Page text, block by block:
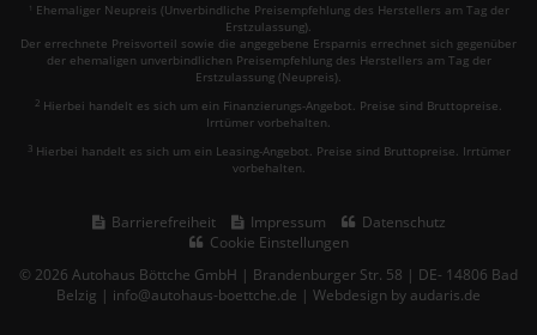
1 Ehemaliger Neupreis (Unverbindliche Preisempfehlung des Herstellers am Tag der
Erstzulassung).
Der errechnete Preisvorteil sowie die angegebene Ersparnis errechnet sich gegenüber
der ehemaligen unverbindlichen Preisempfehlung des Herstellers am Tag der
Erstzulassung (Neupreis).
2 Hierbei handelt es sich um ein Finanzierungs-Angebot. Preise sind Bruttopreise.
Irrtümer vorbehalten.
3 Hierbei handelt es sich um ein Leasing-Angebot. Preise sind Bruttopreise. Irrtümer
vorbehalten.
Barrierefreiheit Impressum
Datenschutz
Cookie Einstellungen
© 2026 Autohaus Böttche GmbH | Brandenburger Str. 58 | DE- 14806 Bad
Belzig | info@autohaus-boettche.de | Webdesign by audaris.de